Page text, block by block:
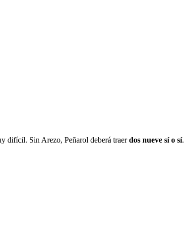
difícil. Sin Arezo, Peñarol deberá traerdos nueve sí o sí.